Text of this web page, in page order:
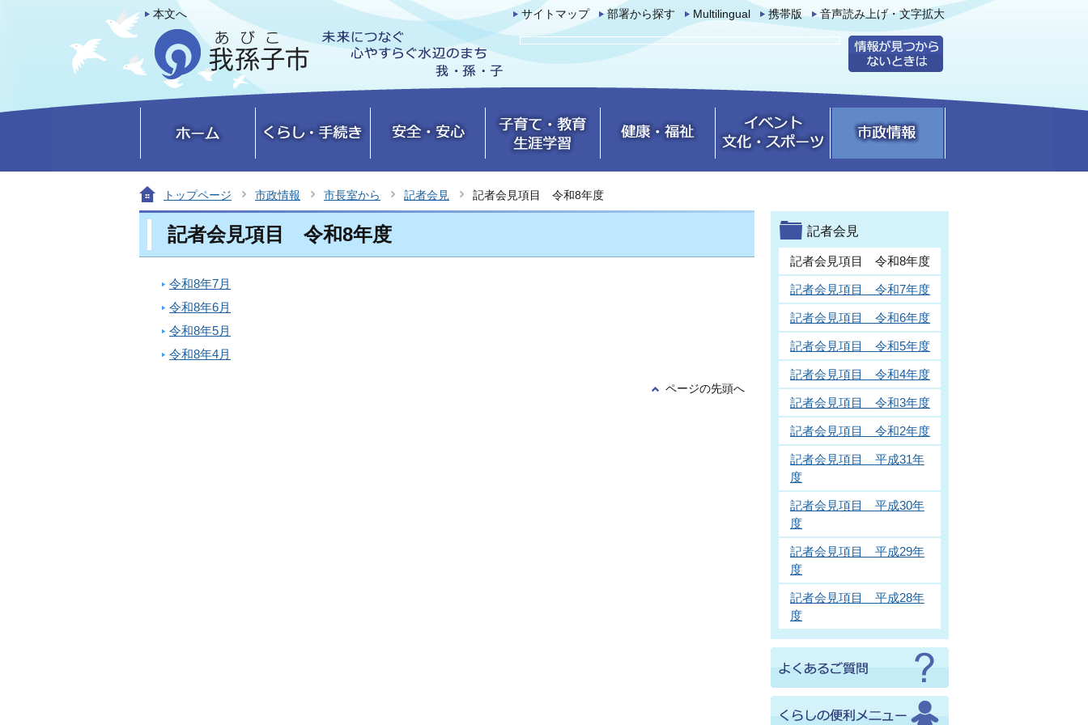
本文へ サイトマップ 部署から探す Multilingual 携帯版 音声読み上げ・文字拡大
トップページ 市政情報 市長室から 記者会見 記者会見項目 令和8年度
記者会見項目 令和8年度
令和8年7月
令和8年6月
令和8年5月
令和8年4月
ページの先頭へ
記者会見
記者会見項目 令和8年度
記者会見項目 令和7年度
記者会見項目 令和6年度
記者会見項目 令和5年度
記者会見項目 令和4年度
記者会見項目 令和3年度
記者会見項目 令和2年度
記者会見項目 平成31年
度
記者会見項目 平成30年
度
記者会見項目 平成29年
度
記者会見項目 平成28年
度